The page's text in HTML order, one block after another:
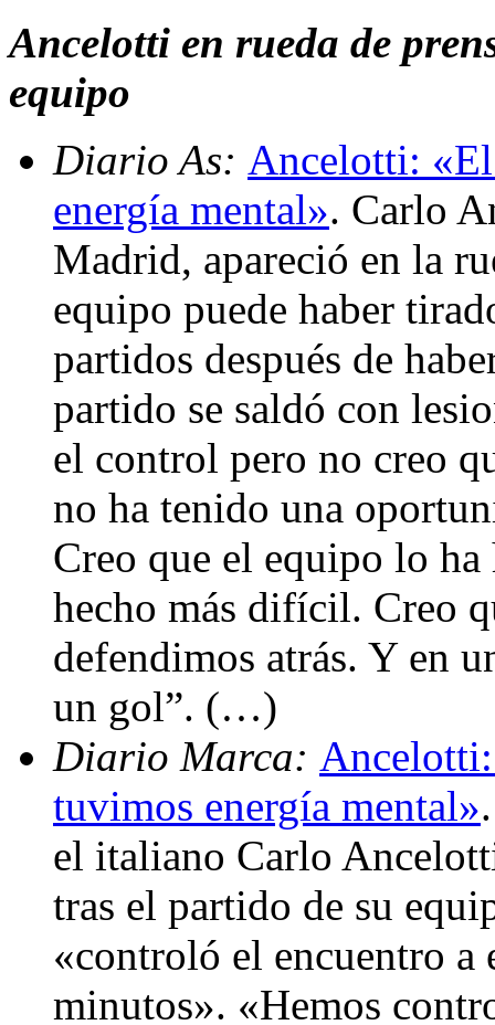
Ancelotti en rueda de
equipo
Diario As: Ancelotti:
energía mental». Carlo
Madrid, apareció en la
equipo puede haber
partidos después de
partido se saldó con
el control pero no creo
no ha tenido una
Creo que el equipo lo
hecho más difícil. Creo
defendimos atrás. Y en
un gol”. (…)
Diario Marca:
tuvimos energía mental»
el italiano Carlo
tras el partido de su
«controló el encuentro
minutos». «Hemos